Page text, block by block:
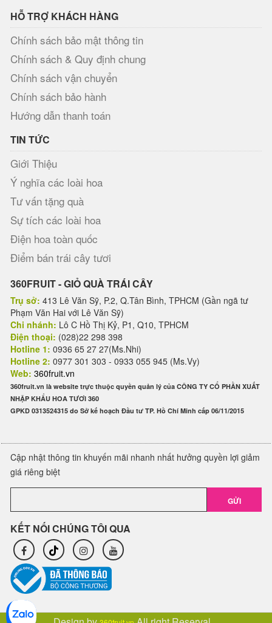
HỖ TRỢ KHÁCH HÀNG
Chính sách bảo mật thông tin
Chính sách & Quy định chung
Chính sách vận chuyển
Chính sách bảo hành
Hướng dẫn thanh toán
TIN TỨC
Giới Thiệu
Ý nghĩa các loài hoa
Tư vấn tặng quà
Sự tích các loài hoa
Điện hoa toàn quốc
Điểm bán trái cây tươi
360FRUIT - GIỎ QUÀ TRÁI CÂY
Trụ sở: 413 Lê Văn Sỹ, P.2, Q.Tân Bình, TPHCM (Gần ngã tư
Phạm Văn Hai với Lê Văn Sỹ)
Chi nhánh: Lô C Hồ Thị Kỷ, P1, Q10, TPHCM
Điện thoại: (028)22 298 398
Hotline 1: 0936 65 27 27(Ms.Nhi)
Hotline 2: 0977 301 303 - 0933 055 945 (Ms.Vy)
Web: 360fruit.vn
360fruit.vn là website trực thuộc quyền quản lý của CÔNG TY CỔ PHẦN XUẤT
NHẬP KHẨU HOA TƯƠI 360
GPKD 0313524315 do Sở kế hoạch Đầu tư TP. Hồ Chí Minh cấp 06/11/2015
Cập nhật thông tin khuyến mãi nhanh nhất hưởng quyền lợi giảm
giá riêng biệt
GỬI
KẾT NỐI CHÚNG TÔI QUA